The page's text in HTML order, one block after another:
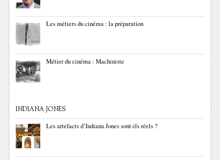
Les métiers du cinéma : la préparation
Métier du cinéma : Machiniste
INDIANA JONES
Les artefacts d’Indiana Jones sont-ils réels ?